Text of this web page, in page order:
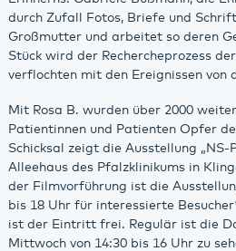
durch Zufall Fotos, Briefe und
Großmutter und arbeitet so deren
Stück wird der Rechercheprozess
verflochten mit den Ereignissen von
Mit Rosa B. wurden über 2000
Patientinnen und Patienten Opfer
Schicksal zeigt die Ausstellung
Alleehaus des Pfalzklinikums in
der Filmvorführung ist die
bis 18 Uhr für interessierte
ist der Eintritt frei. Regulär ist die
Mittwoch von 14:30 bis 16 Uhr zu